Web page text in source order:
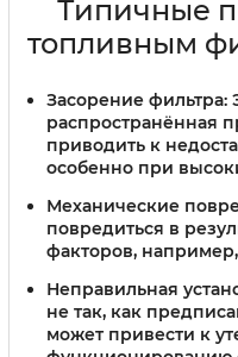
Типичные
топливным
Засорение фильтра:
распространённая
приводить к
особенно при
Механические
повредиться в
факторов,
Неправильная
не так, как
может привести к